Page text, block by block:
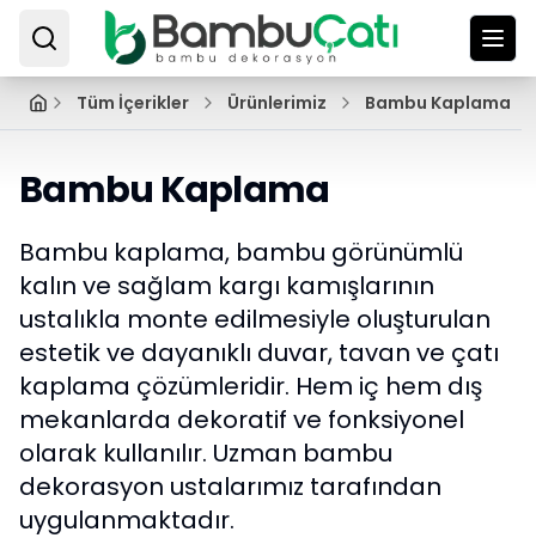
Tüm İçerikler Ürünlerimiz Bambu Kaplama
Bambu Kaplama
Bambu kaplama, bambu görünümlü
kalın ve sağlam kargı kamışlarının
ustalıkla monte edilmesiyle oluşturulan
estetik ve dayanıklı duvar, tavan ve çatı
kaplama çözümleridir. Hem iç hem dış
mekanlarda dekoratif ve fonksiyonel
olarak kullanılır. Uzman bambu
dekorasyon ustalarımız tarafından
uygulanmaktadır.